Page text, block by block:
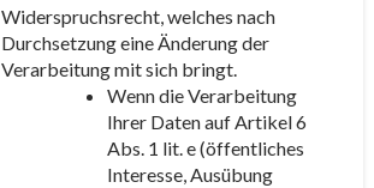
Widerspruchsrecht, welches nach
Durchsetzung eine Änderung der
Verarbeitung mit sich bringt.
Wenn die Verarbeitung
Ihrer Daten auf Artikel 6
Abs. 1 lit. e (öffentliches
Interesse, Ausübung